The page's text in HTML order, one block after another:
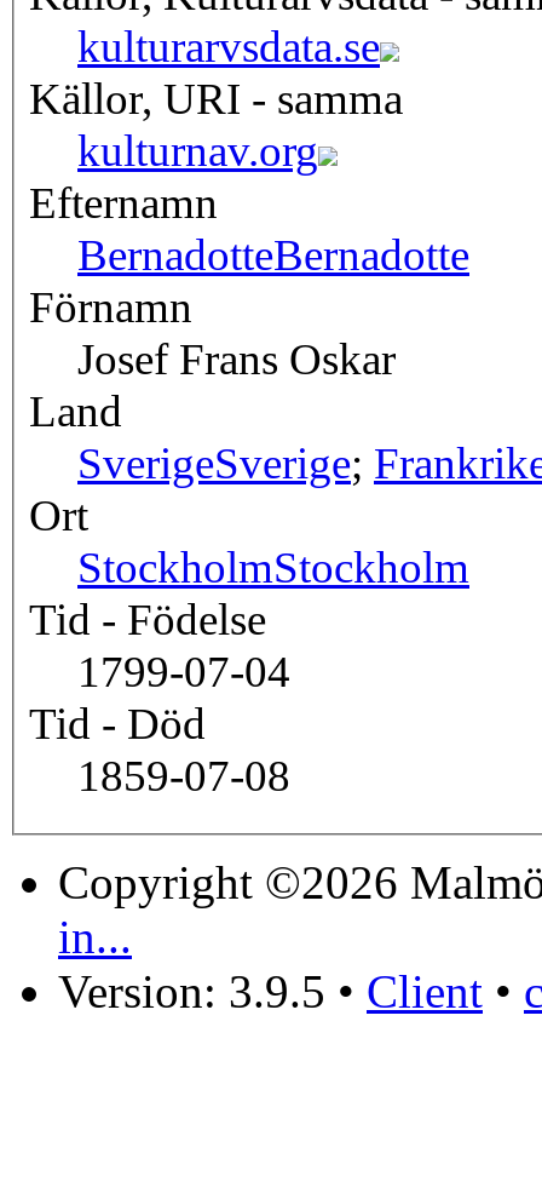
kulturarvsdata.se
Källor, URI - samma
kulturnav.org
Efternamn
BernadotteBernadotte
Förnamn
Josef Frans Oskar
Land
SverigeSverige;
Ort
StockholmStockholm
Tid - Födelse
1799-07-04
Tid - Död
1859-07-08
Copyright ©2026
in...
Version: 3.9.5 • Client •